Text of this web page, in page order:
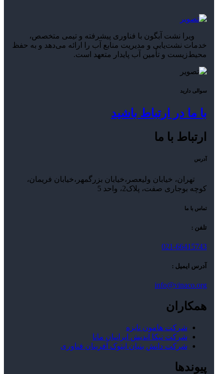
ویرا نشت آبگون با فناوری پیشرفته و تیمی متخصص،
خدمات نشت‌یابی و مدیریت منابع آب را ارائه می‌دهد و به حفظ
محیط‌زیست و تأمین آب پایدار متعهد است.
سوالی دارید
با ما در ارتباط باشید
ارتباط با ما
آدرس
تهران، خیابان ولیعصر،خیابان بزرگمهر،خیابان فریمان،
کوچه بوجاری صفت، پلاک2، واحد 5
تماس با ما
تلفن :
021-66415743
آدرس ایمیل :
info@vinaco.org
همکاران
شرکت هامون نایزه
شرکت نیکا اندیش ایرانیان مانا
شرکت دانش بنیان ایتوک آفرینان فناوری
پیوندها